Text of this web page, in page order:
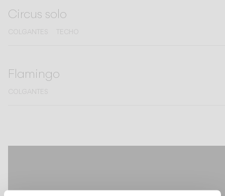
Nosotros
English
CATÁLOGO
Circus solo
COLGANTES TECHO
Flamingo
COLGANTES